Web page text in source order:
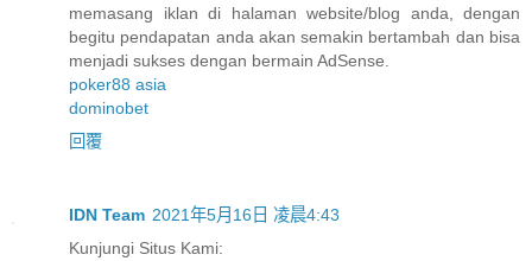
memasang iklan di halaman website/blog anda, dengan
begitu pendapatan anda akan semakin bertambah dan bisa
menjadi sukses dengan bermain AdSense.
poker88 asia
dominobet
回覆
IDN Team 2021年5月16日 凌晨4:43
Kunjungi Situs Kami: